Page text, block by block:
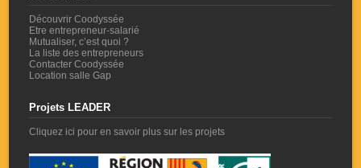
Découvrir Coodyssée
Etre entrepreneur-salarié
Mutualiser, c’est quoi ?
La liste des entrepreneurs
Contacter Coodyssée
Location salle Gap
Projets LEADER
Cliquez ici pour en savoir plus sur les projets